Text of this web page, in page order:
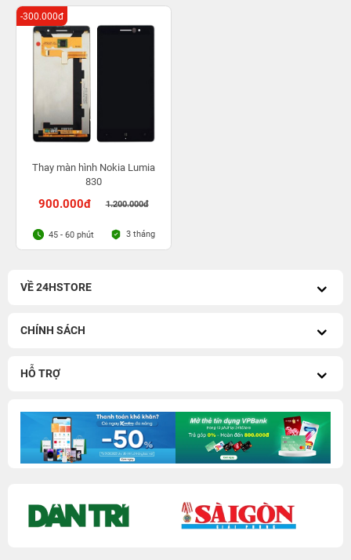
Thay màn hình Nokia Lumia
830
900.000đ 1.200.000đ
-300.000đ
45 - 60 phút 3 tháng
VỀ 24HSTORE
CHÍNH SÁCH
HỖ TRỢ